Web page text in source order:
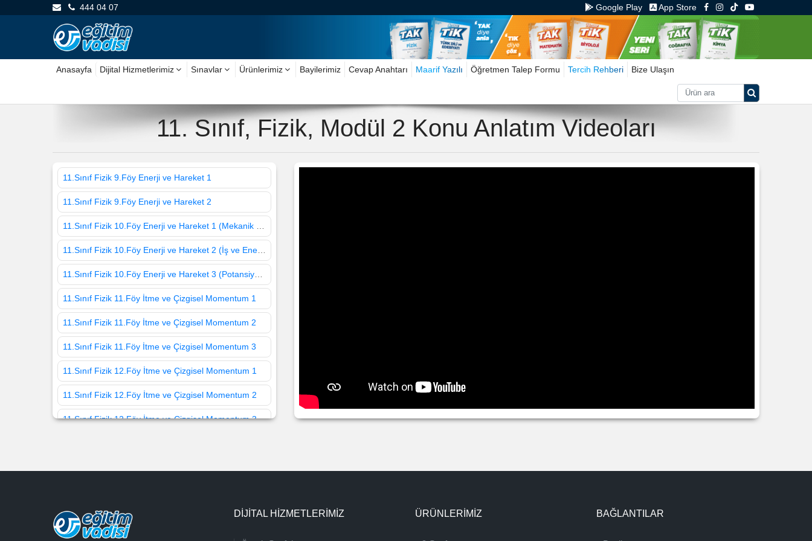
444 04 07 Google Play App Store
Anasayfa Dijital Hizmetlerimiz Sınavlar Ürünlerimiz Bayilerimiz Tercih Rehberi
Cevap Anahtarı Maarif Yazılı Öğretmen Talep Formu Bize Ulaşın
11. Sınıf, Fizik, Modül 2 Konu Anlatım Videoları
11.Sınıf Fizik 9.Föy Enerji ve Hareket 1
11.Sınıf Fizik 9.Föy Enerji ve Hareket 2
11.Sınıf Fizik 11.Föy İtme ve Çizgisel Momentum 1
11.Sınıf Fizik 11.Föy İtme ve Çizgisel Momentum 2
11.Sınıf Fizik 11.Föy İtme ve Çizgisel Momentum 3
11.Sınıf Fizik 12.Föy İtme ve Çizgisel Momentum 1
11.Sınıf Fizik 12.Föy İtme ve Çizgisel Momentum 2
11.Sınıf Fizik 12.Föy İtme ve Çizgisel Momentum 3
11.Sınıf Fizik 13.Föy Tork 4 (Örnek Soru Çözümleri)DİJİTAL HİZMETLERİMİZ ÜRÜNLERIMIZ BAĞLANTILAR